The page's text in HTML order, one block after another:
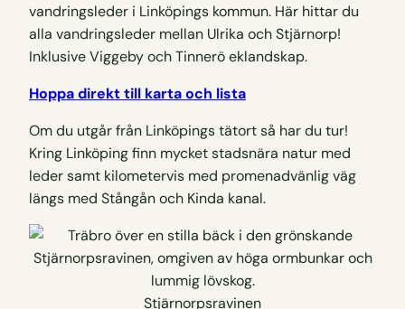
vandringsleder i Linköpings kommun. Här hittar du
alla vandringsleder mellan Ulrika och Stjärnorp!
Inklusive Viggeby och Tinnerö eklandskap.
Hoppa direkt till karta och lista
Om du utgår från Linköpings tätort så har du tur!
Kring Linköping finn mycket stadsnära natur med
leder samt kilometervis med promenadvänlig väg
längs med Stångån och Kinda kanal.
Stjärnorpsravinen